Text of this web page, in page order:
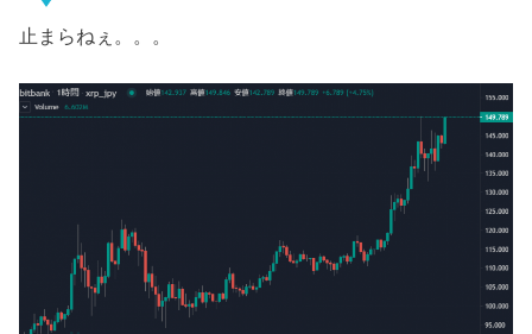
止まらねぇ。。。